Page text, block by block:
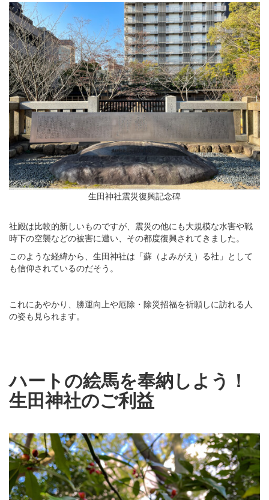
生田神社震災復興記念碑
社殿は比較的新しいものですが、震災の他にも大規模な水害や戦
時下の空襲などの被害に遭い、その都度復興されてきました。
このような経緯から、生田神社は「蘇（よみがえ）る社」として
も信仰されているのだそう。
これにあやかり、勝運向上や厄除・除災招福を祈願しに訪れる人
の姿も見られます。
ハートの絵馬を奉納しよう！
生田神社のご利益